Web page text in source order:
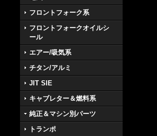
フロントフォーク系
フロントフォークオイルシ
ール
エアー/吸気系
チタン/アルミ
JIT SIE
キャブレター＆燃料系
純正＆マシン別パーツ
トランポ